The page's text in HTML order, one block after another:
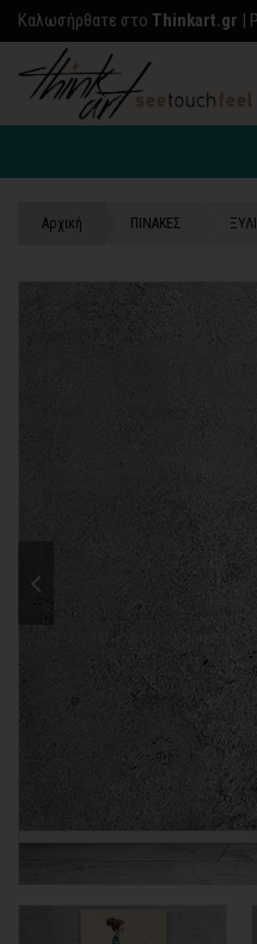
Kαλωσήρθατε στο Thinkart.gr |
Αρχική ΠΙΝΑΚΕΣ